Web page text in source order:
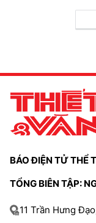
BÁO ĐIỆN TỬ THỂ
TỔNG BIÊN TẬP:
11 Trần Hưng